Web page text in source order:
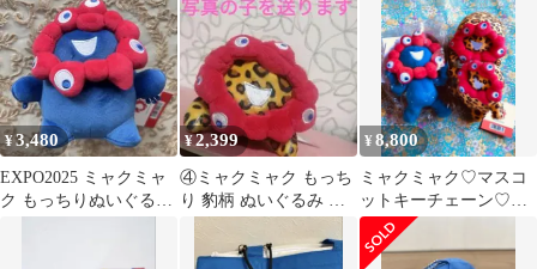
チェーン
¥3,480
EXPO2025 ミャクミャ
ク もっちりぬいぐるみ
¥2,399
④ミャクミャク もっち
り 豹柄 ぬいぐるみ マ
¥8,800
ミャクミャク♡マスコ
ットキーチェーン♡も
っちり豹柄 ペアぬいぐ
るみ♡３点セット♪